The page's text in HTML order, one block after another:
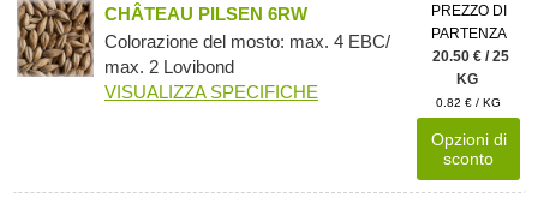
CHÂTEAU PILSEN 6RW
Colorazione del mosto: max. 4 EBC/
max. 2 Lovibond
VISUALIZZA SPECIFICHE
PREZZO DI
PARTENZA
20.50 € / 25
KG
0.82 € / KG
Opzioni di
sconto